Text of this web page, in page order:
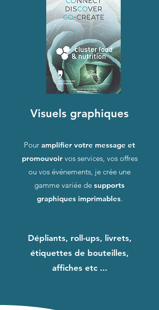
Visuels graphiques
Pour amplifier votre message et
promouvoirvos services, vos offres
ou vos événements, je crée une
gamme variée de supports
graphiques imprimables.
Dépliants, roll-ups, livrets,
étiquettes de bouteilles,
affiches etc ...